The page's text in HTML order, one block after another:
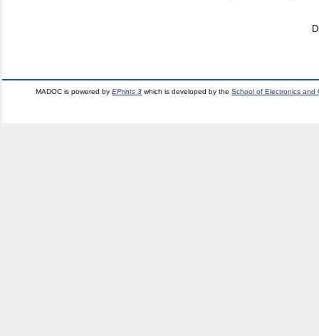
MADOC is powered byEPrints 3 which is developed by theSchool of Electronics and